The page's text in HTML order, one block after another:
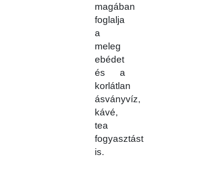
magában
foglalja
a
meleg
ebédet
és a
korlátlan
ásványvíz,
kávé,
tea
fogyasztást
is.